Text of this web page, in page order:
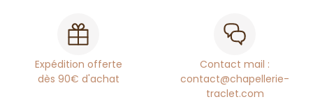
Expédition offerte
dès 90€ d'achat
Contact mail :
contact@chapellerie-
traclet.com